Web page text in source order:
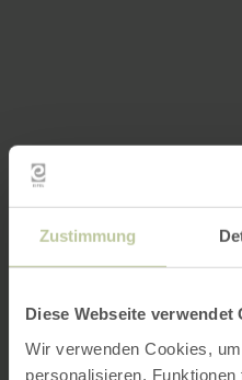
Zustimmung
Diese Webseite verwendet
Wir verwenden Cookies,
personalisieren,